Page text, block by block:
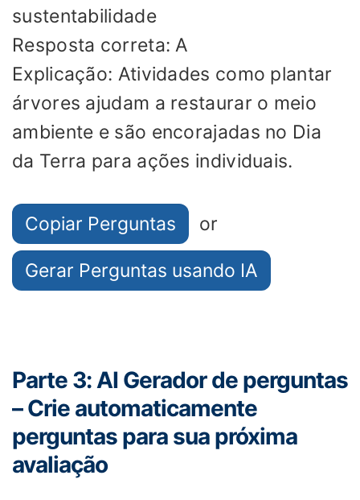
sustentabilidade
Resposta correta: A
Explicação: Atividades como plantar
árvores ajudam a restaurar o meio
ambiente e são encorajadas no Dia
da Terra para ações individuais.
Copiar Perguntas or
Gerar Perguntas usando IA
Parte 3: AI Gerador de perguntas
– Crie automaticamente
perguntas para sua próxima
avaliação